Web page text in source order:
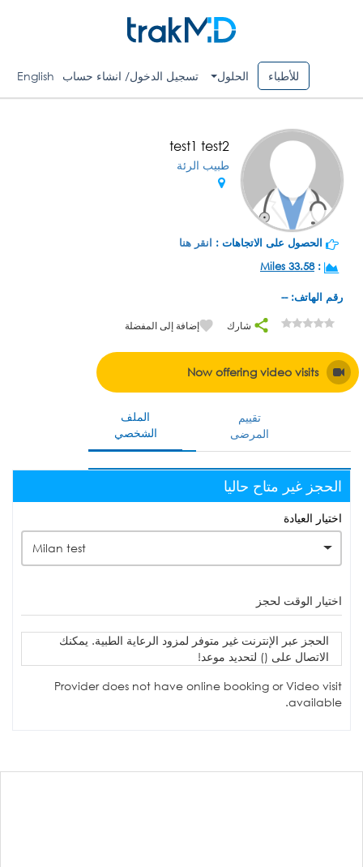
للأطباء الحلول تسجيل الدخول/ انشاء حساب English
test1 test2
طبيب الرئة
الحصول على الاتجاهات : انقر هنا
:
33.58 Miles
رقم الهاتف: --
شارك إضافة إلى المفضلة
Now offering video visits
الملف
الشخصي
تقييم
المرضى
الحجز غير متاح حاليا
اختيار العيادة
Milan test
اختيار الوقت لحجز
الحجز عبر الإنترنت غير متوفر لمزود الرعاية الطبية. يمكنك
الاتصال على () لتحديد موعد!
Provider does not have online booking or Video visit
available.